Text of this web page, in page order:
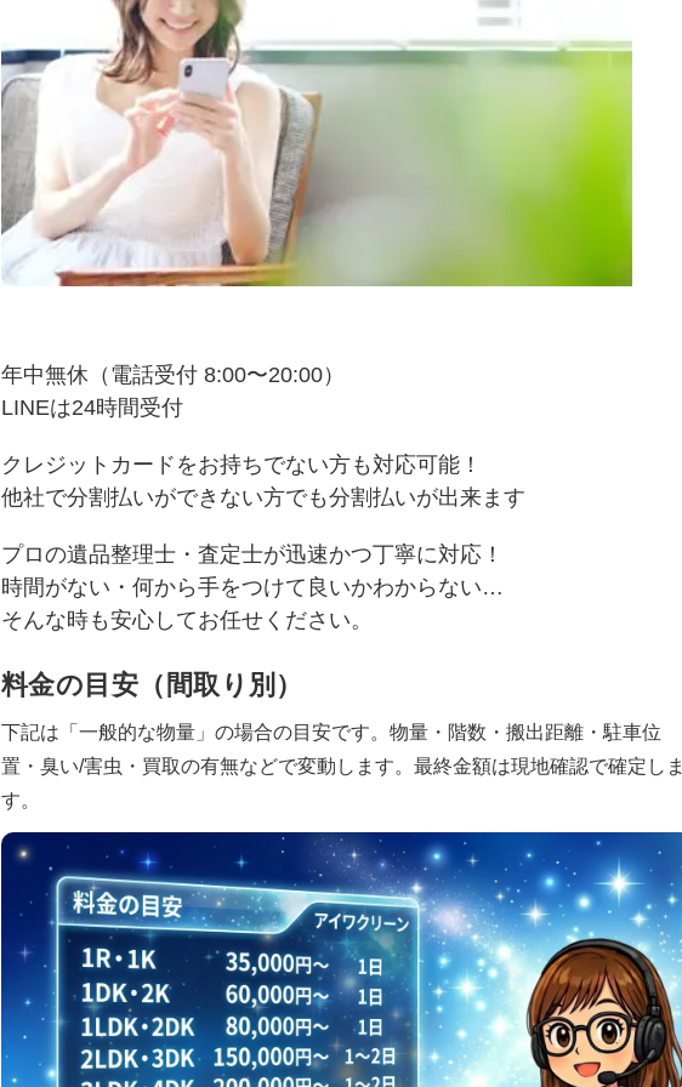
年中無休（電話受付 8:00〜20:00）
LINEは24時間受付
クレジットカードをお持ちでない方も対応可能！
他社で分割払いができない方でも分割払いが出来ます
プロの遺品整理士・査定士が迅速かつ丁寧に対応！
時間がない・何から手をつけて良いかわからない…
そんな時も安心してお任せください。
料金の目安（間取り別）
下記は「一般的な物量」の場合の目安です。物量・階数・搬出距離・駐車位
置・臭い/害虫・買取の有無などで変動します。最終金額は現地確認で確定しま
す。